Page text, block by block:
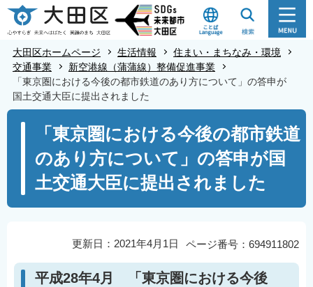
こ
の
大田区ホームページ 生活情報
住まい・まちなみ・環境
交通事業
新空港線（蒲蒲線）整備促進事業
「東京圏における今後の都市鉄道のあり方について」の答申が
国土交通大臣に提出されました
「東京圏における今後の都市鉄道
のあり方について」の答申が国
土交通大臣に提出されました
ページ番号：694911802
更新日：2021年4月1日
平成28年4月 「東京圏における今後